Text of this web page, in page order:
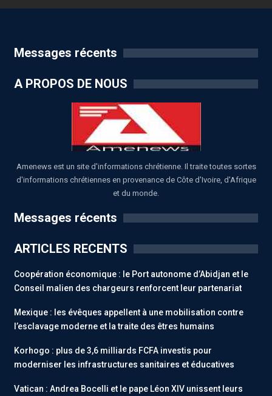
Messages récents
A PROPOS DE NOUS
Amenews est un site d'informations chrétienne. Il traite toutes sortes
d'informations chrétiennes en provenance de Côte d'Ivoire, d'Afrique
et du monde.
Messages récents
ARTICLES RECENTS
Coopération économique : le Port autonome d’Abidjan et le
Conseil malien des chargeurs renforcent leur partenariat
Mexique : les évêques appellent à une mobilisation contre
l’esclavage moderne et la traite des êtres humains
Korhogo : plus de 3,6 milliards FCFA investis pour
moderniser les infrastructures sanitaires et éducatives
Vatican : Andrea Bocelli et le pape Léon XIV unissent leurs